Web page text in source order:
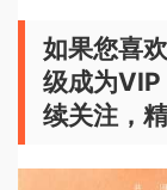
如果您喜
级成为VIP
续关注，